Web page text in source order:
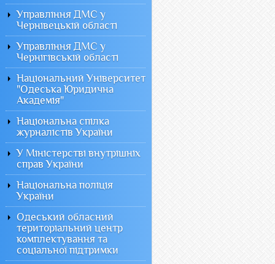
Управління ДМС у
Чернівецькій області
Управління ДМС у
Чернігівській області
Національний Університет
"Одеська Юридична
Академія"
Національна спілка
журналістів України
У Міністерстві внутрішніх
справ України
Національна поліція
України
Одеський обласний
територіальний центр
комплектування та
соціальної підтримки